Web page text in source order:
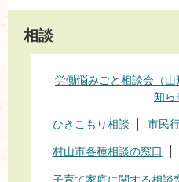
相談
労働悩みごと相談会（
知ら
ひきこもり相談 市民
村山市各種相談の窓口
子育て家庭に関する相談